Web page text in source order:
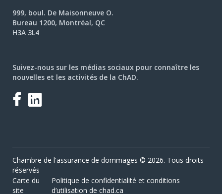
999, boul. De Maisonneuve O.
Bureau 1200, Montréal, QC
H3A 3L4
Suivez-nous sur les médias sociaux pour connaître les
nouvelles et les activités de la ChAD.
Facebook
LinkedIn
Chambre de l'assurance de dommages © 2026. Tous droits
réservés
Carte du
site
Politique de confidentialité et conditions
d’utilisation de chad.ca